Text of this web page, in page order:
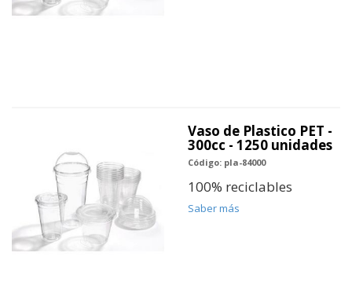
Vaso de Plastico PET -
300cc - 1250 unidades
Código: pla-84000
100% reciclables
Saber más